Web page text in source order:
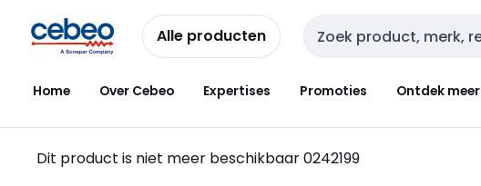
naar
navigatie
naar
inhoud
Alle producten Zoekveld invoer
Home Over Cebeo Expertises Promoties Ontdek meer
Dit product is niet meer beschikbaar0242199